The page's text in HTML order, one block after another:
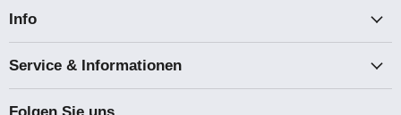
Info
Service & Informationen